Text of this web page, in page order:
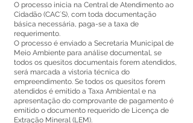
O processo inicia na Central de Atendimento ao
Cidadão (CAC´S), com toda documentação
básica necessária, paga-se a taxa de
requerimento.
O processo é enviado a Secretaria Municipal de
Meio Ambiente para análise documental, se
todos os quesitos documentais forem atendidos,
será marcada a vistoria técnica do
empreendimento. Se todos os quesitos forem
atendidos é emitido a Taxa Ambiental e na
apresentação do comprovante de pagamento é
emitido o documento requerido de Licença de
Extração Mineral (LEM).